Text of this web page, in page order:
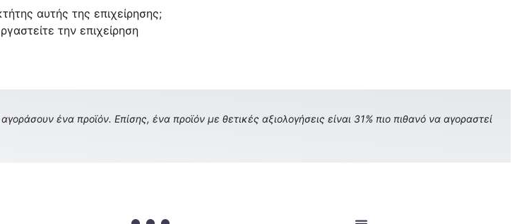
αυτής της επιχείρησης;
την επιχείρηση
ένα προϊόν. Επίσης, ένα προϊόν με θετικές αξιολογήσεις είναι 31% πιο πιθανό να αγοραστεί